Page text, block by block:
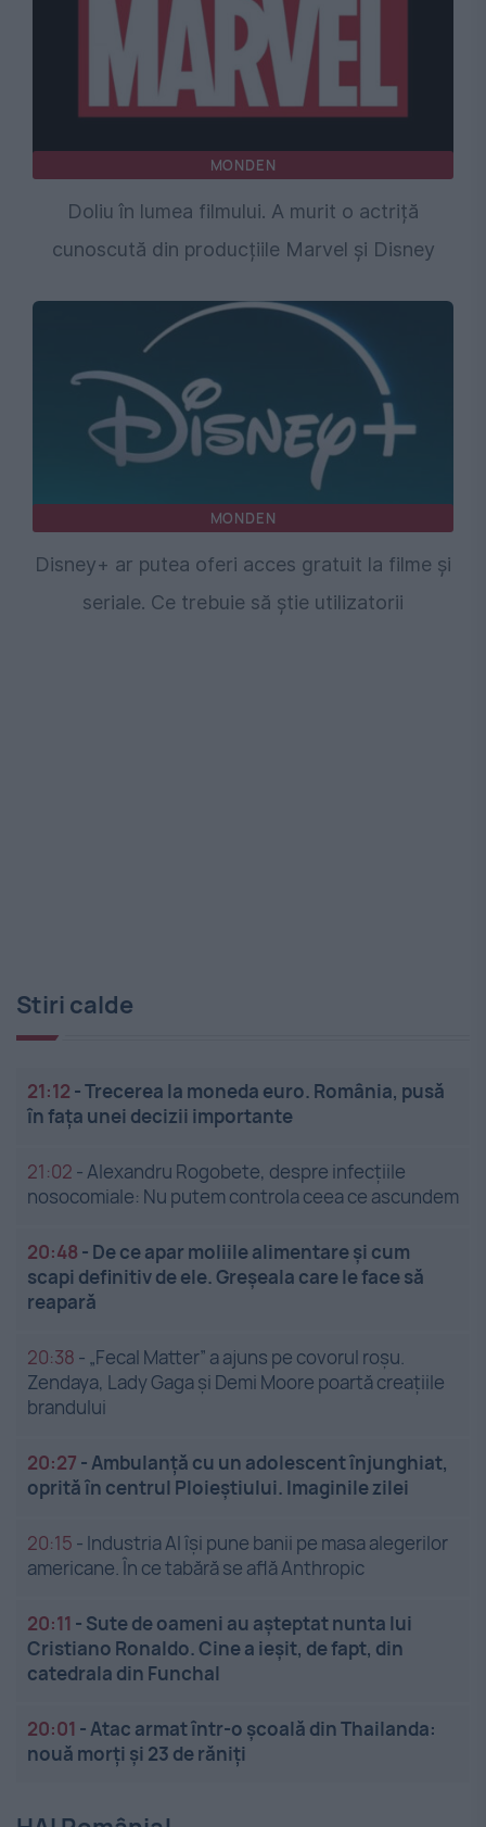
MONDEN
Doliu în lumea filmului. A murit o actriță
cunoscută din producțiile Marvel și Disney
MONDEN
Disney+ ar putea oferi acces gratuit la filme și
seriale. Ce trebuie să știe utilizatorii
Stiri calde
21:12 -Trecerea la moneda euro. România, pusă
în fața unei decizii importante
21:02 -Alexandru Rogobete, despre infecțiile
nosocomiale: Nu putem controla ceea ce ascundem
20:48 - De ce apar moliile alimentare și cum
scapi definitiv de ele. Greșeala care le face să
reapară
20:38 - „Fecal Matter” a ajuns pe covorul roșu.
Zendaya, Lady Gaga și Demi Moore poartă creațiile
brandului
20:27 -Ambulanță cu un adolescent înjunghiat,
oprită în centrul Ploieștiului. Imaginile zilei
20:15 - Industria AI își pune banii pe masa alegerilor
americane. În ce tabără se află Anthropic
20:11 - Sute de oameni au așteptat nunta lui
Cristiano Ronaldo. Cine a ieșit, de fapt, din
catedrala din Funchal
20:01 -Atac armat într-o școală din Thailanda:
nouă morți și 23 de răniți